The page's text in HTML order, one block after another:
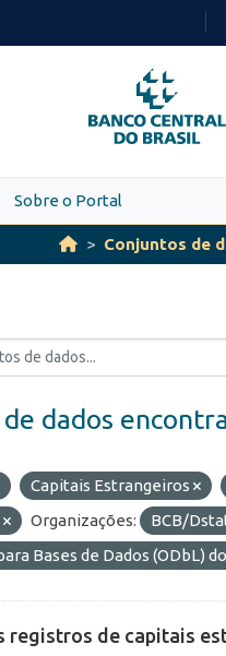
PARA
O
CONTEÚDO
Sobre o Portal
Conjuntos de
dados
Capitais Estrangeiros
Organizações: BCB/
Bases de Dados (ODbL)
registros de capitais